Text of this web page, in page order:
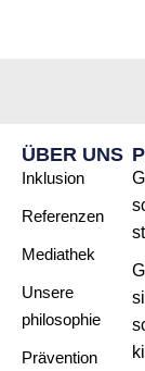
ÜBER UNS
Inklusion
Referenzen
Mediathek
Unsere
philosophie
Prävention